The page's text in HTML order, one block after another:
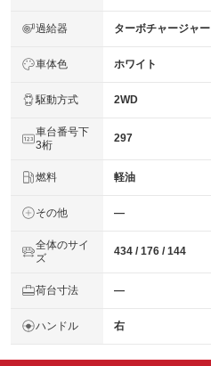
過給器 ターボチャージャー
車体色 ホワイト
駆動方式 2WD
車台番号下
3桁
297
燃料 軽油
その他 ―
全体のサイ
ズ
434 / 176 / 144
荷台寸法 ―
ハンドル 右